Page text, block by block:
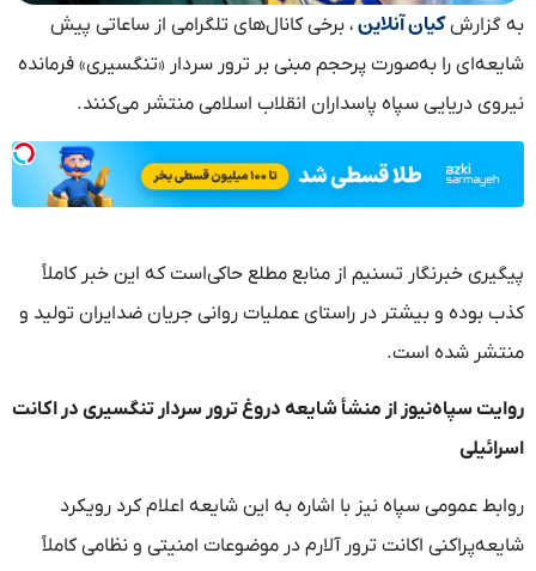
به گزارشکیان آنلاین ، برخی کانال‌های تلگرامی از ساعاتی پیش
شایعه‌ای را به‌صورت پرحجم مبنی بر ترور سردار «تنگسیری» فرمانده
نیروی دریایی سپاه پاسداران انقلاب اسلامی منتشر می‌کنند.
پیگیری خبرنگار تسنیم از منابع مطلع حاکی‌است که این خبر کاملاً
کذب بوده و بیشتر در راستای عملیات روانی جریان ضدایران تولید و
منتشر شده است.
روایت سپاه‌نیوز از منشأ شایعه دروغ ترور سردار تنگسیری در اکانت
اسرائیلی
روابط عمومی سپاه نیز با اشاره به این شایعه اعلام کرد رویکرد
شایعه‌پراکنی اکانت ترور آلارم در موضوعات امنیتی و نظامی کاملاً